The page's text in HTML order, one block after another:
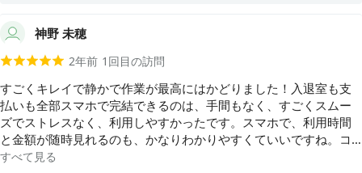
神野 未穂
2年前 1 回目の訪問
すごくキレイで静かで作業が最高にはかどりました！入退室も支
払いも全部スマホで完結できるのは、手間もなく、すごくスムー
ズでストレスなく、利用しやすかったです。スマホで、利用時間
と金額が随時見れるのも、かなりわかりやすくていいですね。コ
ーヒーや水などのドリンクがフリーなのも魅力的です。 前々から
すべて見る